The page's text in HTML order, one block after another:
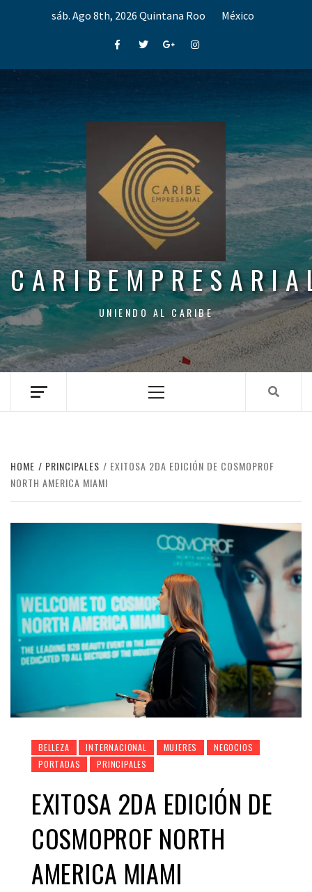
sáb. Ago 8th, 2026 Quintana Roo México
FacebookTwitterGoogle+Instagram
UNIENDO AL CARIBE
Menu
HOME PRINCIPALES
EXITOSA 2DA EDICIÓN DE COSMOPROF
NORTH AMERICA MIAMI
BELLEZA INTERNACIONAL MUJERES
NEGOCIOS
PORTADAS
PRINCIPALES
EXITOSA 2DA EDICIÓN DE
COSMOPROF NORTH
AMERICA MIAMI